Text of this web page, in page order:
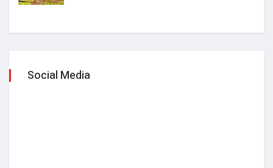
Social Media